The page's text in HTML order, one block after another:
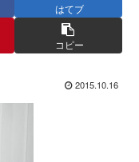
はてブ
コピー
2015.10.16